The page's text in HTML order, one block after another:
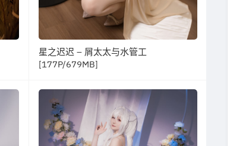
星之迟迟 – 屑太太与水管工
[177P/679MB]